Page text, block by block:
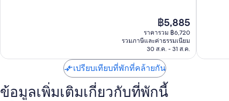
ราคา
ปัจจุบัน
คือ
฿5,885
฿5,885
ราคารวม ฿6,720
รวมภาษีและค่าธรรมเนียม
30 ส.ค. - 31 ส.ค.
ดาวน์
เปรียบเทียบที่พักที่คล้ายกัน
ข้อมูลเพิ่มเติมเกี่ยวกับที่พักนี้